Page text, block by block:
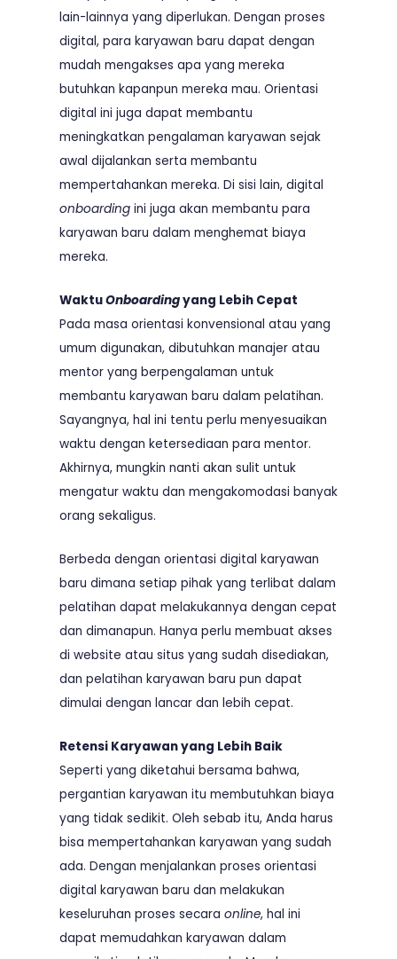
lain-lainnya yang diperlukan. Dengan proses
digital, para karyawan baru dapat dengan
mudah mengakses apa yang mereka
butuhkan kapanpun mereka mau. Orientasi
digital ini juga dapat membantu
meningkatkan pengalaman karyawan sejak
awal dijalankan serta membantu
mempertahankan mereka. Di sisi lain, digital
onboarding ini juga akan membantu para
karyawan baru dalam menghemat biaya
mereka.
WaktuOnboardingyang Lebih Cepat
Pada masa orientasi konvensional atau yang
umum digunakan, dibutuhkan manajer atau
mentor yang berpengalaman untuk
membantu karyawan baru dalam pelatihan.
Sayangnya, hal ini tentu perlu menyesuaikan
waktu dengan ketersediaan para mentor.
Akhirnya, mungkin nanti akan sulit untuk
mengatur waktu dan mengakomodasi banyak
orang sekaligus.
Berbeda dengan orientasi digital karyawan
baru dimana setiap pihak yang terlibat dalam
pelatihan dapat melakukannya dengan cepat
dan dimanapun. Hanya perlu membuat akses
di website atau situs yang sudah disediakan,
dan pelatihan karyawan baru pun dapat
dimulai dengan lancar dan lebih cepat.
Retensi Karyawan yang Lebih Baik
Seperti yang diketahui bersama bahwa,
pergantian karyawan itu membutuhkan biaya
yang tidak sedikit. Oleh sebab itu, Anda harus
bisa mempertahankan karyawan yang sudah
ada. Dengan menjalankan proses orientasi
digital karyawan baru dan melakukan
keseluruhan proses secara online, hal ini
dapat memudahkan karyawan dalam